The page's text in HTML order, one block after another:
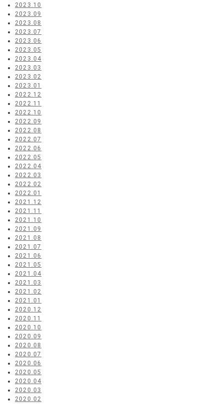
2023.10
2023.09
2023.08
2023.07
2023.06
2023.05
2023.04
2023.03
2023.02
2023.01
2022.12
2022.11
2022.10
2022.09
2022.08
2022.07
2022.06
2022.05
2022.04
2022.03
2022.02
2022.01
2021.12
2021.11
2021.10
2021.09
2021.08
2021.07
2021.06
2021.05
2021.04
2021.03
2021.02
2021.01
2020.12
2020.11
2020.10
2020.09
2020.08
2020.07
2020.06
2020.05
2020.04
2020.03
2020.02